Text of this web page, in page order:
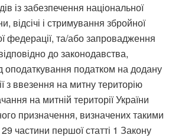
із забезпечення національної
відсічі і стримування збройної
федерації, та/або запровадження
до законодавства,
оподаткування податком на додану
з ввезення на митну територію
на митній території України
призначення, визначених такими
частини першої статті 1 Закону